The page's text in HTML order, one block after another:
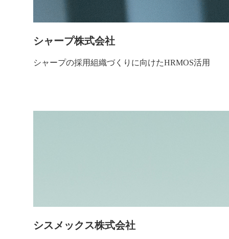
シャープ株式会社
シャープの採用組織づくりに向けたHRMOS活用
シスメックス株式会社